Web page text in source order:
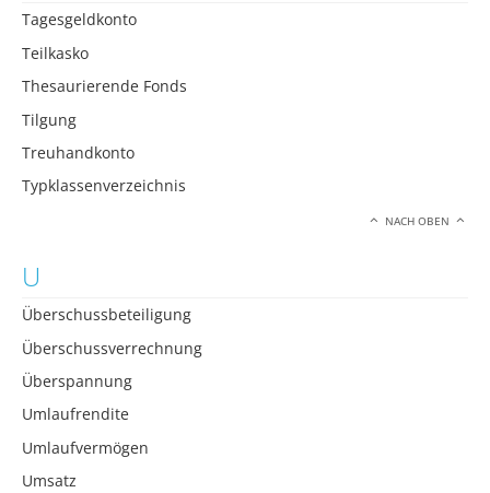
Tagesgeldkonto
Teilkasko
Thesaurierende Fonds
Tilgung
Treuhandkonto
Typklassenverzeichnis
NACH OBEN
U
Überschussbeteiligung
Überschussverrechnung
Überspannung
Umlaufrendite
Umlaufvermögen
Umsatz